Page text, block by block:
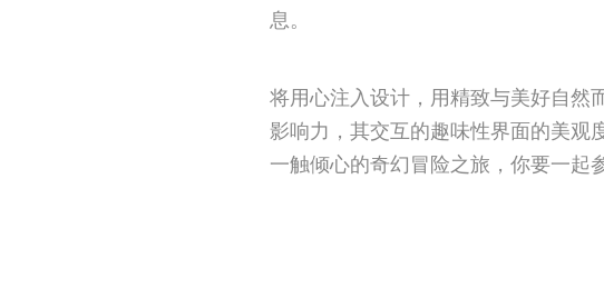
息。
将用心注入设计，用精致与美好自然
影响力，其交互的趣味性界面的美观
一触倾心的奇幻冒险之旅，你要一起